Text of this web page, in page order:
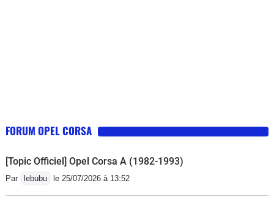
FORUM OPEL CORSA
[Topic Officiel] Opel Corsa A (1982-1993)
Par lebubu le 25/07/2026 à 13:52